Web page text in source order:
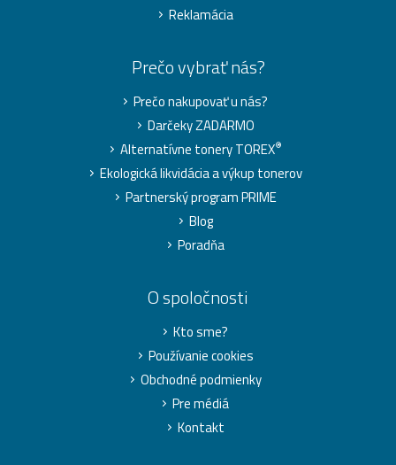
Reklamácia
Prečo vybrať nás?
Prečo nakupovať u nás?
Darčeky ZADARMO
Alternatívne tonery TOREX®
Ekologická likvidácia a výkup tonerov
Partnerský program PRIME
Blog
Poradňa
O spoločnosti
Kto sme?
Používanie cookies
Obchodné podmienky
Pre médiá
Kontakt